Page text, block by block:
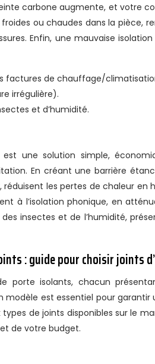
carbone augmente, et votre
ou chaudes dans la pièce,
Enfin, une mauvaise
factures de chauffage/
irrégulière).
et d’humidité.
est une solution simple,
En créant une barrière
réduisent les pertes de chaleur
à l’isolation phonique, en
insectes et de l’humidité,
: guide pour choisir joints
porte isolants, chacun
modèle est essentiel pour
de joints disponibles sur le
de votre budget.